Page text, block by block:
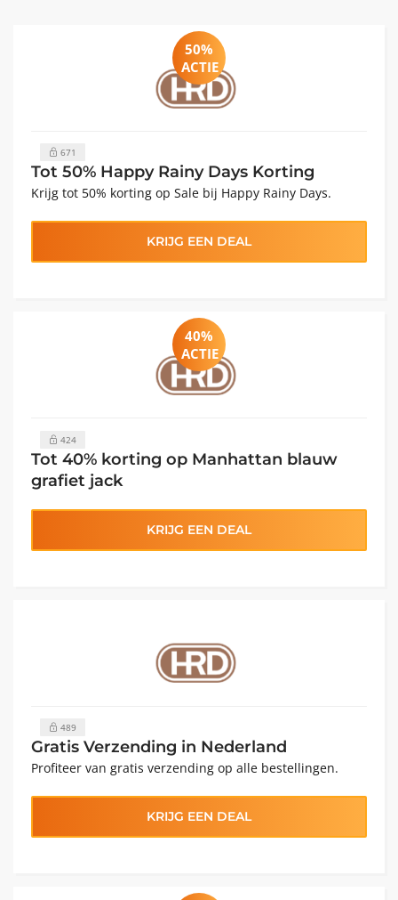
50%
ACTIE
671
Tot 50% Happy Rainy Days Korting
Krijg tot 50% korting op Sale bij Happy Rainy Days.
KRIJG EEN DEAL
40%
ACTIE
424
Tot 40% korting op Manhattan blauw
grafiet jack
KRIJG EEN DEAL
489
Gratis Verzending in Nederland
Profiteer van gratis verzending op alle bestellingen.
KRIJG EEN DEAL